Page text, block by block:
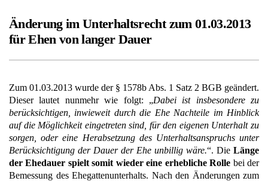
Änderung im Unterhaltsrecht zum 01.03.2013
für Ehen von langer Dauer
Zum 01.03.2013 wurde der § 1578b Abs. 1 Satz 2 BGB geändert.
Dieser lautet nunmehr wie folgt: „Dabei ist insbesondere zu
berücksichtigen, inwieweit durch die Ehe Nachteile im Hinblick
auf die Möglichkeit eingetreten sind, für den eigenen Unterhalt zu
sorgen, oder eine Herabsetzung des Unterhaltsanspruchs unter
Berücksichtigung der Dauer der Ehe unbillig wäre.“. Die Länge
der Ehedauer spielt somit wieder eine erhebliche Rolle bei der
Bemessung des Ehegattenunterhalts. Nach den Änderungen zum